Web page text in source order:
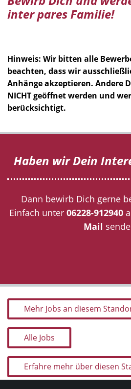
inter pares Familie!
Hinweis: Wir bitten alle
beachten, dass wir
Anhänge akzeptieren. Andere
NICHT geöffnet werden und
berücksichtigt.
Haben wir Dein
Dann bewirb Dich gerne
Einfach unter 06228-912940
Mail
Mehr Jobs an diesem
Alle Jobs
Erfahre mehr über diesen